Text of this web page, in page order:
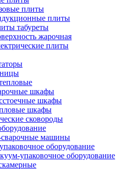
плиты
плиты
табуреты
жарочная
плиты
шкафы
шкафы
шкафы
сковороды
сварочные машины
оборудование
упаковочное оборудование